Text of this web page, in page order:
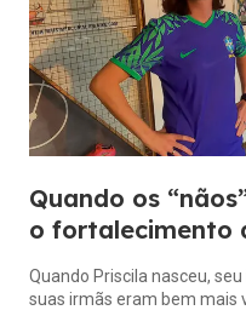
Quando os
o fortalecimento
Quando Priscila nasceu,
suas irmãs eram bem mais